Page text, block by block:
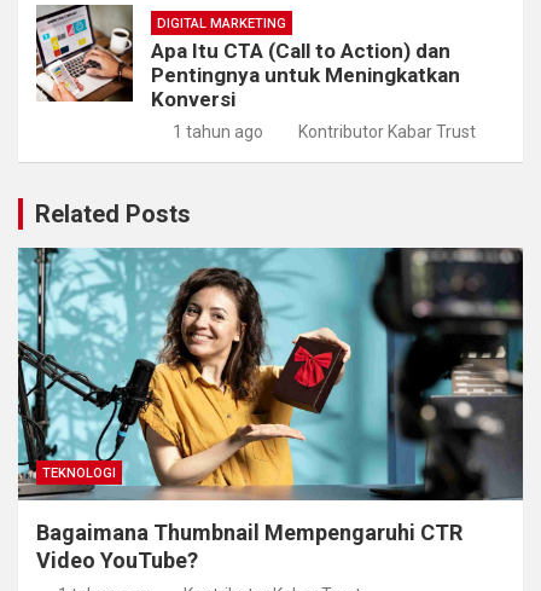
DIGITAL MARKETING
Apa Itu CTA (Call to Action) dan
Pentingnya untuk Meningkatkan
Konversi
1 tahun ago Kontributor Kabar Trust
Related Posts
TEKNOLOGI
Bagaimana Thumbnail Mempengaruhi CTR
Video YouTube?